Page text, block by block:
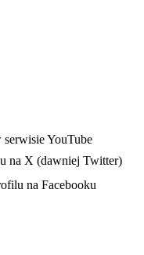
serwisie YouTube
na X (dawniej Twitter)
na Facebooku